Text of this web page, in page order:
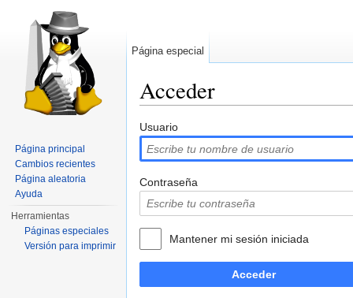
Acceder
Usuario
Contraseña
Mantener mi sesión iniciada
Acceder
Página especial
Página principal
Cambios recientes
Página aleatoria
Ayuda
Herramientas
Páginas especiales
Versión para imprimir